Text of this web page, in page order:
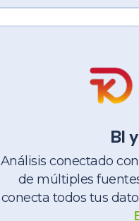
BI
Análisis conectado
de múltiples
conecta todos tus